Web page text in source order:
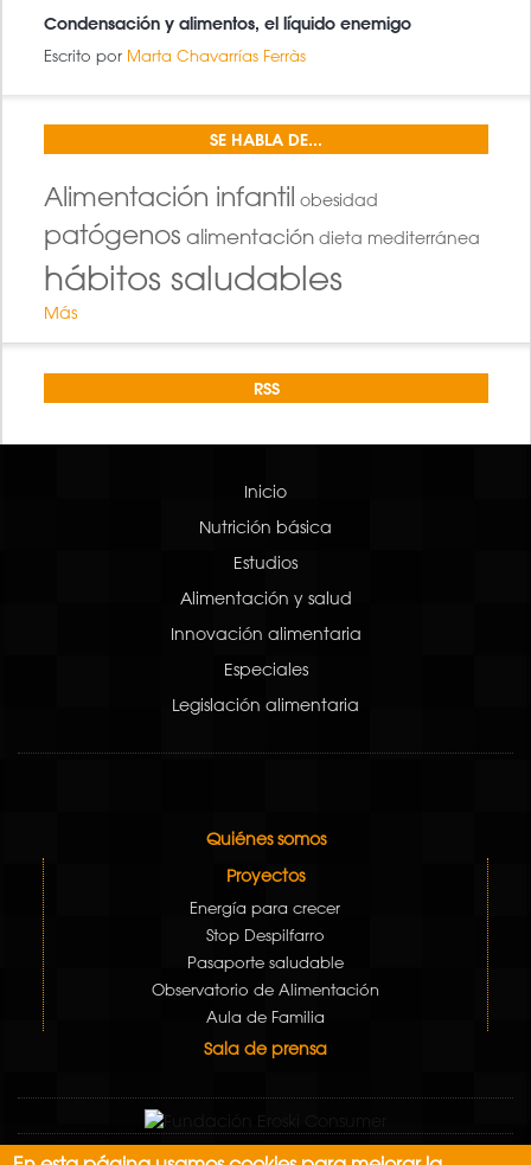
Condensación y alimentos, el líquido enemigo
Escrito por Marta Chavarrías Ferràs
SE HABLA DE...
Alimentación infantil obesidad
patógenos alimentación dieta mediterránea
hábitos saludables
Más
RSS
Inicio
Nutrición básica
Estudios
Alimentación y salud
Innovación alimentaria
Especiales
Legislación alimentaria
Quiénes somos
Proyectos
Energía para crecer
Stop Despilfarro
Pasaporte saludable
Observatorio de Alimentación
Aula de Familia
Sala de prensa